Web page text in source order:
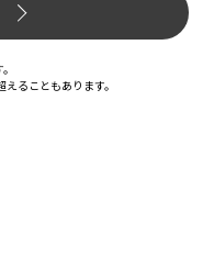
ることもあります。